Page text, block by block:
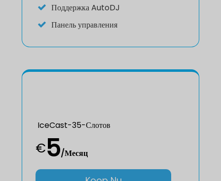
Поддержка AutoDJ
Панель управления
IceCast-35-Слотов
€5/Месяц